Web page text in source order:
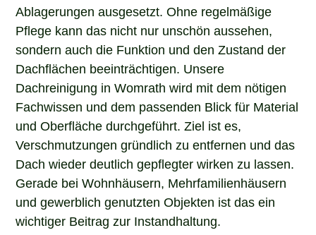
Ablagerungen ausgesetzt. Ohne regelmäßige
Pflege kann das nicht nur unschön aussehen,
sondern auch die Funktion und den Zustand der
Dachflächen beeinträchtigen. Unsere
Dachreinigung in Womrath wird mit dem nötigen
Fachwissen und dem passenden Blick für Material
und Oberfläche durchgeführt. Ziel ist es,
Verschmutzungen gründlich zu entfernen und das
Dach wieder deutlich gepflegter wirken zu lassen.
Gerade bei Wohnhäusern, Mehrfamilienhäusern
und gewerblich genutzten Objekten ist das ein
wichtiger Beitrag zur Instandhaltung.